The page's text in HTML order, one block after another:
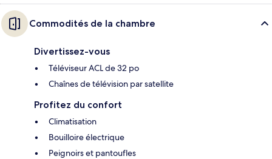
Commodités de la chambre
Divertissez-vous
Téléviseur ACL de 32 po
Chaînes de télévision par satellite
Profitez du confort
Climatisation
Bouilloire électrique
Peignoirs et pantoufles